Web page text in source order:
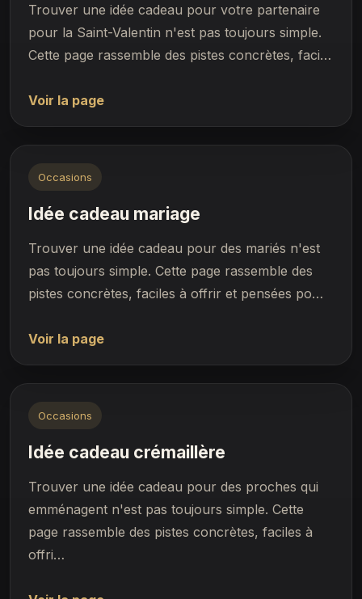
Trouver une idée cadeau pour votre partenaire
pour la Saint-Valentin n'est pas toujours simple.
Cette page rassemble des pistes concrètes, faci…
Voir la page
Occasions
Idée cadeau mariage
Trouver une idée cadeau pour des mariés n'est
pas toujours simple. Cette page rassemble des
pistes concrètes, faciles à offrir et pensées po…
Voir la page
Occasions
Idée cadeau crémaillère
Trouver une idée cadeau pour des proches qui
emménagent n'est pas toujours simple. Cette
page rassemble des pistes concrètes, faciles à
offri…